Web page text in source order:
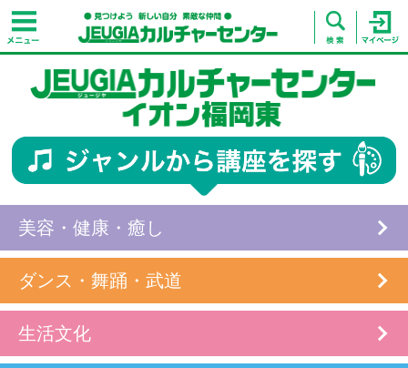
美容・健康・癒し
ダンス・舞踊・武道
生活文化